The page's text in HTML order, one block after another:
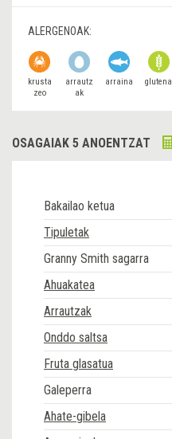
ALERGENOAK:
krusta
zeo
arrautz
ak
arraina glutena
OSAGAIAK 5 ANOENTZAT
Bakailao ketua
Tipuletak
Granny Smith sagarra
Ahuakatea
Arrautzak
Onddo saltsa
Fruta glasatua
Galeperra
Ahate-gibela